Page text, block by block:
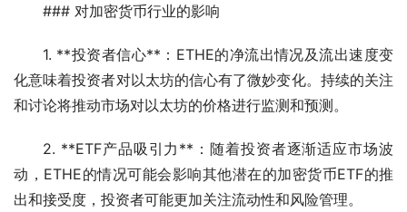
### 对加密货币行业的影响
1. **投资者信心**：ETHE的净流出情况及流出速度变
化意味着投资者对以太坊的信心有了微妙变化。持续的关注
和讨论将推动市场对以太坊的价格进行监测和预测。
2. **ETF产品吸引力**：随着投资者逐渐适应市场波
动，ETHE的情况可能会影响其他潜在的加密货币ETF的推
出和接受度，投资者可能更加关注流动性和风险管理。